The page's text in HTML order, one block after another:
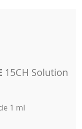
15CH Solution
1 ml